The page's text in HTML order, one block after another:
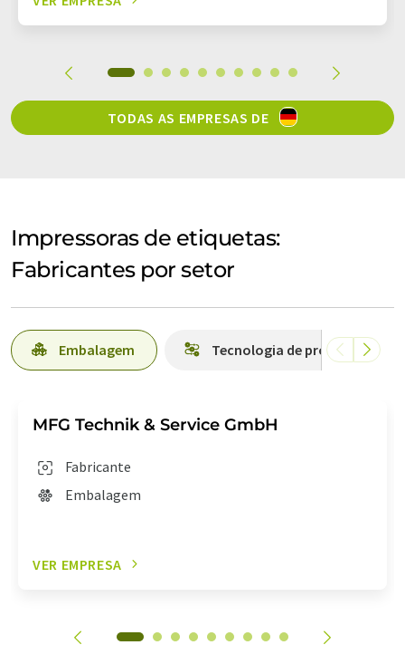
TODAS AS EMPRESAS DE
Impressoras de etiquetas:
Fabricantes por setor
Embalagem Tecnologia de produção
MFG Technik & Service GmbH
Fabricante
Embalagem
VER EMPRESA